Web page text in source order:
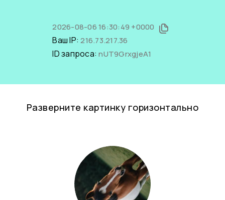
2026-08-06 16:30:49 +0000
Ваш IP:216.73.217.36
ID запроса:nUT9GrxgjeA1
Разверните картинку горизонтально